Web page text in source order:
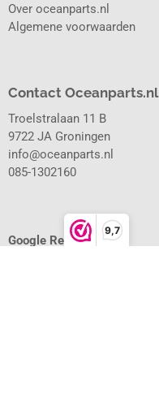
9,7
Over oceanparts.nl
Algemene voorwaarden
Contact Oceanparts.nl
Troelstralaan 11 B
9722 JA Groningen
info@oceanparts.nl
085-1302160
Google Reviews